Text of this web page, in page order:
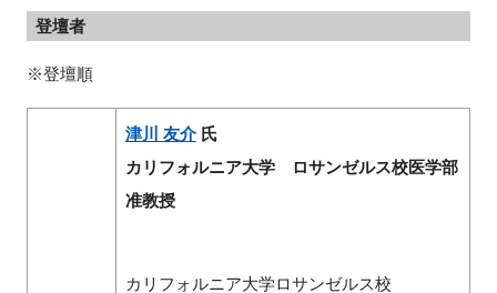
登壇者
※登壇順
津川 友介氏
カリフォルニア大学 ロサンゼルス校医学部
准教授
カリフォルニア大学ロサンゼルス校